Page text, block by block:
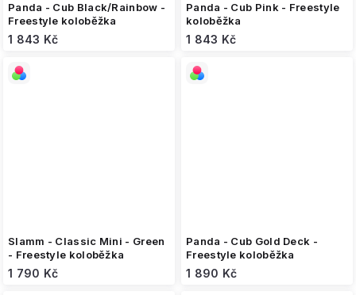
Panda - Cub Black/Rainbow -
Freestyle koloběžka
1 843 Kč
Panda - Cub Pink - Freestyle
koloběžka
1 843 Kč
Slamm - Classic Mini - Green
- Freestyle koloběžka
1 790 Kč
Panda - Cub Gold Deck -
Freestyle koloběžka
1 890 Kč